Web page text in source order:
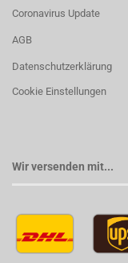
Coronavirus Update
AGB
Datenschutzerklärung
Cookie Einstellungen
Wir versenden mit...